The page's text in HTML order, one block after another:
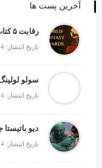
آخرین پست ها
رقابت ۵ کتاب فانتزی برای جایزه جهانی ۲۰۲۶
تاریخ انتشار: 14 مرداد 1405
تاریخ انتشار: 14 مرداد 1405
دیو
تاریخ انتشار: 14 مرداد 1405